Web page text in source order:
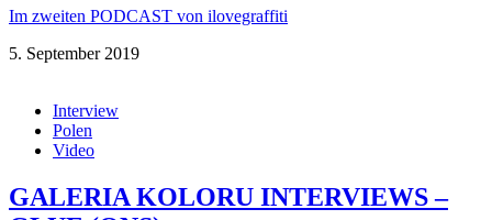
Im zweiten PODCAST von ilovegraffiti
5. September 2019
Interview
Polen
Video
GALERIA KOLORU INTERVIEWS –